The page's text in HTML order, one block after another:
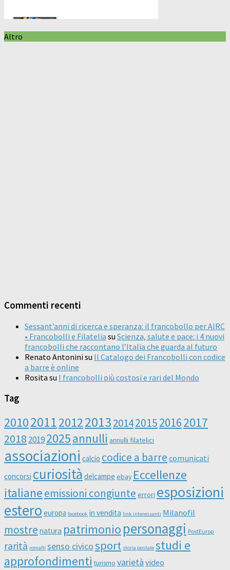
Altro
Commenti recenti
Sessant’anni di ricerca e speranza: il francobollo per AIRC
• Francobolli e Filatelia su Scienza, salute e pace: i 4 nuovi
francobolli che raccontano l’Italia che guarda al futuro
Renato Antonini su Il Catalogo dei Francobolli con codice
a barre è online
Rosita su I francobolli più costosi e rari del Mondo
Tag
20102011201220132014201520162017
2018 20192025annulli annulli filatelici
associazioni calcio codice a barre comunicati
concorsi curiosità delcampe ebay Eccellenze
italianeemissioni congiunte errori esposizioni
estero europa facebook in vendita link interessanti Milanofil
mostre natura patrimonio personaggi PostEurop
rarità romafil senso civicosport storia postale studi e
approfondimenti turismo varietà video